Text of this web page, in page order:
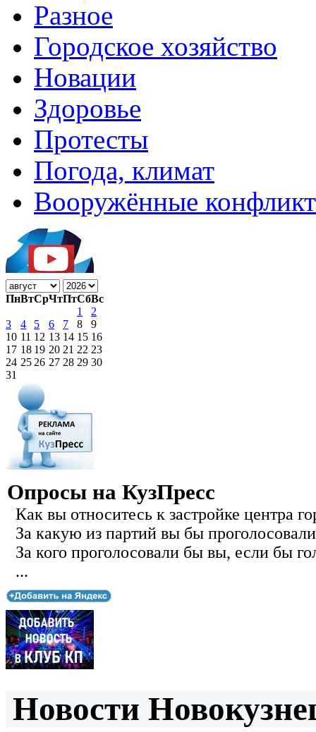
Разное
Городское хозяйство
Новации
Здоровье
Протесты
Погода, климат
Вооружённые
ПнВтСрЧтПтСбВс
1
2
3
4 5 6 7 8
9
10 11 12 13 14 15 16
17 18 19 20 21 22 23
24 25 26 27 28 29 30
31
Опросы на КузПресс
Как вы относитесь к застройке центра
За какую из партий вы бы
За кого проголосовали бы вы, если бы
...
Новости